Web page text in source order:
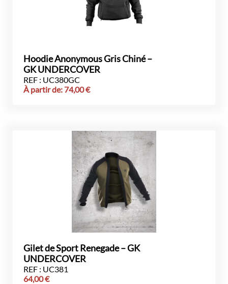
Hoodie Anonymous Gris Chiné –
GK UNDERCOVER
REF : UC380GC
À partir de: 74,00€
Gilet de Sport Renegade – GK
UNDERCOVER
REF : UC381
64,00€